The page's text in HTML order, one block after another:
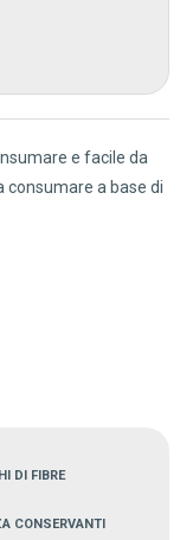
e facile da
consumare a base di
DI FIBRE
CONSERVANTI